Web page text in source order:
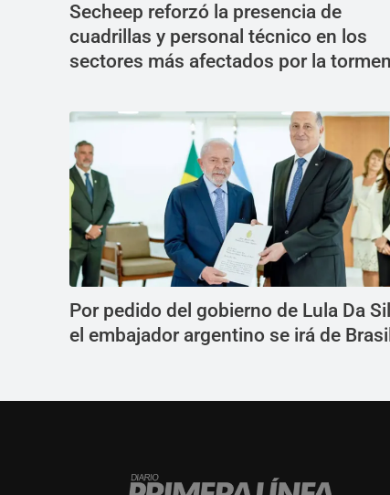
Secheep reforzó la presencia de
cuadrillas y personal técnico en los
sectores más afectados por la
Por pedido del gobierno de Lula Da
el embajador argentino se irá de Brasil